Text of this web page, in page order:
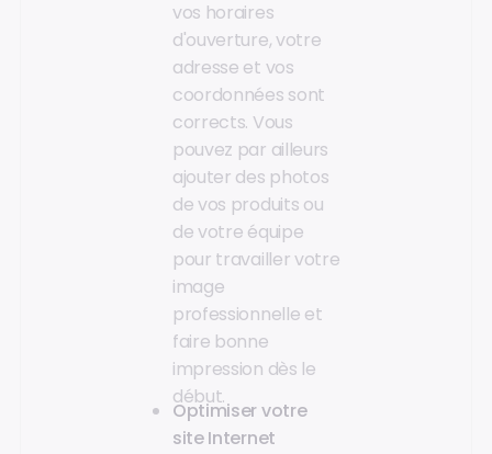
vos horaires
d'ouverture, votre
adresse et vos
coordonnées sont
corrects. Vous
pouvez par ailleurs
ajouter des photos
de vos produits ou
de votre équipe
pour travailler votre
image
professionnelle et
faire bonne
impression dès le
début.
Optimiser votre
site Internet